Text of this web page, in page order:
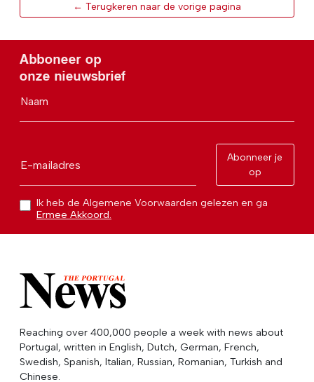
← Terugkeren naar de vorige pagina
Abboneer op
onze nieuwsbrief
Naam
E-mailadres
Abonneer je
op
Ik heb de Algemene Voorwaarden gelezen en ga
Ermee Akkoord.
Reaching over 400,000 people a week with news about
Portugal, written in English, Dutch, German, French,
Swedish, Spanish, Italian, Russian, Romanian, Turkish and
Chinese.